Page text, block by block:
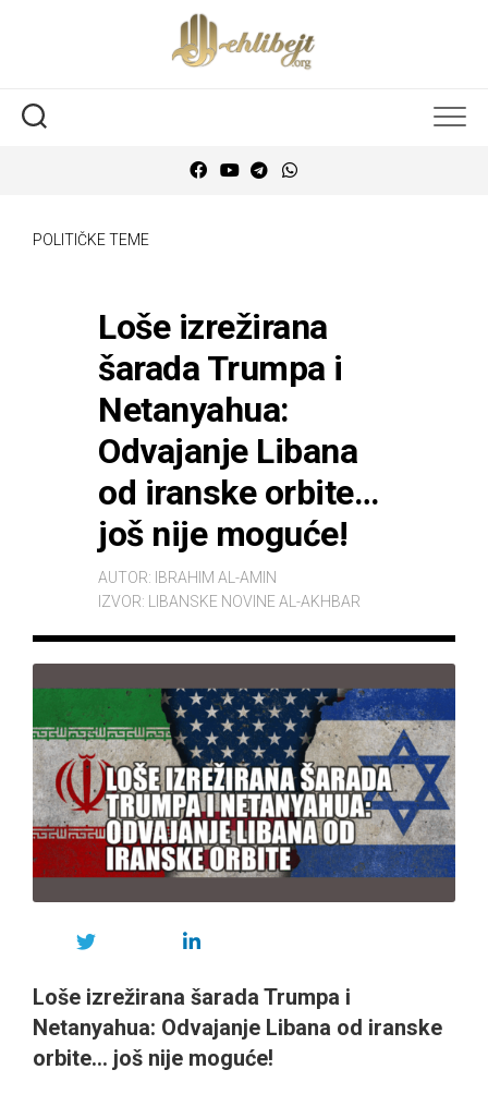
POLITIČKE TEME
Loše izrežirana
šarada Trumpa i
Netanyahua:
Odvajanje Libana
od iranske orbite…
još nije moguće!
AUTOR: IBRAHIM AL-AMIN
IZVOR: LIBANSKE NOVINE AL-AKHBAR
Loše izrežirana šarada Trumpa i
Netanyahua: Odvajanje Libana od iranske
orbite… još nije moguće!